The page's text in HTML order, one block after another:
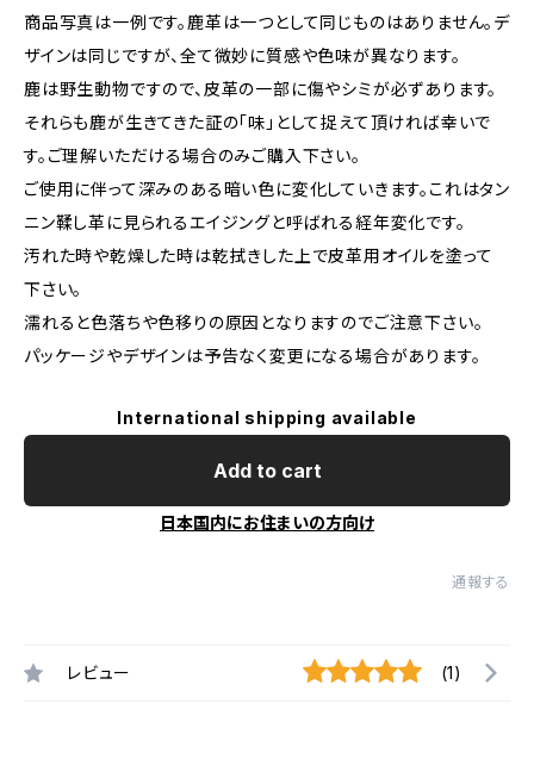
商品写真は一例です。鹿革は一つとして同じものはありません。デ
ザインは同じですが、全て微妙に質感や色味が異なります。
鹿は野生動物ですので、皮革の一部に傷やシミが必ずあります。
それらも鹿が生きてきた証の「味」として捉えて頂ければ幸いで
す。ご理解いただける場合のみご購入下さい。
ご使用に伴って深みのある暗い色に変化していきます。これはタン
ニン鞣し革に見られるエイジングと呼ばれる経年変化です。
汚れた時や乾燥した時は乾拭きした上で皮革用オイルを塗って
下さい。
濡れると色落ちや色移りの原因となりますのでご注意下さい。
パッケージやデザインは予告なく変更になる場合があります。
International shipping available
Add to cart
日本国内にお住まいの方向け
通報する
レビュー (1)